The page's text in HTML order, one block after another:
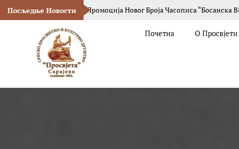
Посљедње Новости
Новог Броја Часописа “Босанска Вила“ СПКД „Просвјета“
Почетна О Просвјети